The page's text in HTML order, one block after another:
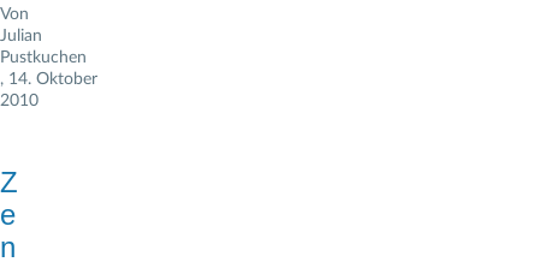
Von
Julian
Pustkuchen
, 14. Oktober
2010
Z
e
n